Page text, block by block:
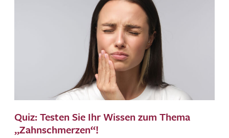
Quiz: Testen Sie Ihr Wissen zum Thema
„Zahnschmerzen“!